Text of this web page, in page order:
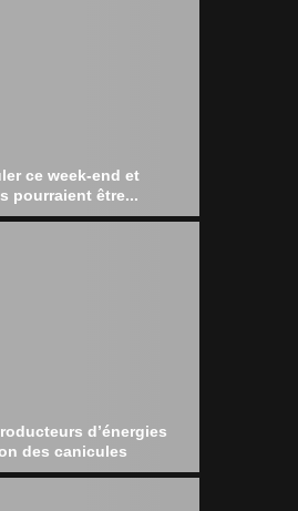
ce week-end et
pourraient être...
d’énergies
des canicules